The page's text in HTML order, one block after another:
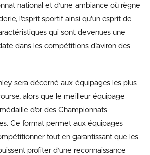
national et d’une ambiance où règne
l’esprit sportif ainsi qu’un esprit de
qui sont devenues une
dans les compétitions d’aviron des
sera décerné aux équipages les plus
alors que le meilleur équipage
d’or des Championnats
Ce format permet aux équipages
tout en garantissant que les
profiter d’une reconnaissance